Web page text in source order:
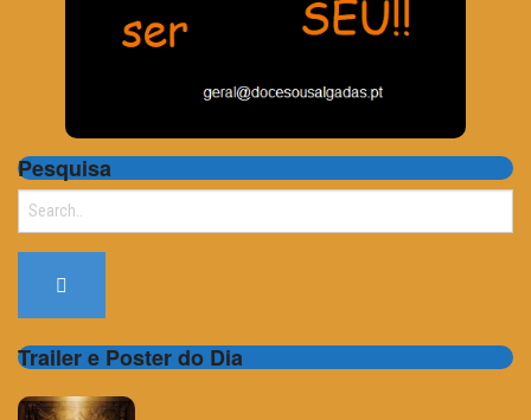
Pesquisa
Search
Trailer e Poster do Dia